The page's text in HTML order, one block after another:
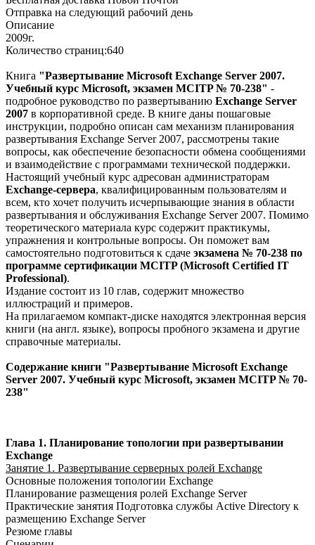
Отправка на следующий рабочий день
Описание
2009г.
Количество страниц:640
Книга "Развертывание Microsoft Exchange Server 2007.
Учебный курс Microsoft, экзамен MCITP № 70-238" -
подробное руководство по развертыванию Exchange Server
2007 в корпоративной среде. В книге даны пошаговые
инструкции, подробно описан сам механизм планирования
развертывания Exchange Server 2007, рассмотрены такие
вопросы, как обеспечение безопасности обмена сообщениями
и взаимодействие с программами технической поддержки.
Настоящий учебный курс адресован администраторам
Exchange-сервера, квалифицированным пользователям и
всем, кто хочет получить исчерпывающие знания в области
развертывания и обслуживания Exchange Server 2007. Помимо
теоретического материала курс содержит практикумы,
упражнения и контрольные вопросы. Он поможет вам
самостоятельно подготовиться к сдаче экзамена № 70-238 по
программе сертификации MCITP (Microsoft Certified IT
Professional).
Издание состоит из 10 глав, содержит множество
иллюстраций и примеров.
На прилагаемом компакт-диске находятся электронная версия
книги (на англ. языке), вопросы пробного экзамена и другие
справочные материалы.
Содержание книги "Развертывание Microsoft Exchange
Server 2007. Учебный курс Microsoft, экзамен MCITP № 70-
238"
Глава 1. Планирование топологии при развертывании
Exchange
Занятие 1. Развертывание серверных ролей Exchange
Основные положения топологии Exchange
Планирование размещения ролей Exchange Server
Практические занятия Подготовка службы Active Directory к
размещению Exchange Server
Резюме главы